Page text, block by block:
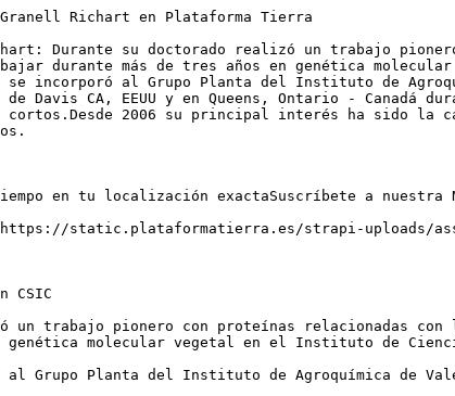
Richart en Plataforma Tierra
Durante su doctorado realizó un trabajo
durante más de tres años en genética
se incorporó al Grupo Planta del Instituto de
Davis CA, EEUU y en Queens, Ontario - Canadá
cortos.Desde 2006 su principal interés ha sido
en tu localización exactaSuscríbete a nuestra
static.plataformatierra.es/strapi-uploads/
CSIC
un trabajo pionero con proteínas relacionadas
genética molecular vegetal en el Instituto de
al Grupo Planta del Instituto de Agroquímica de